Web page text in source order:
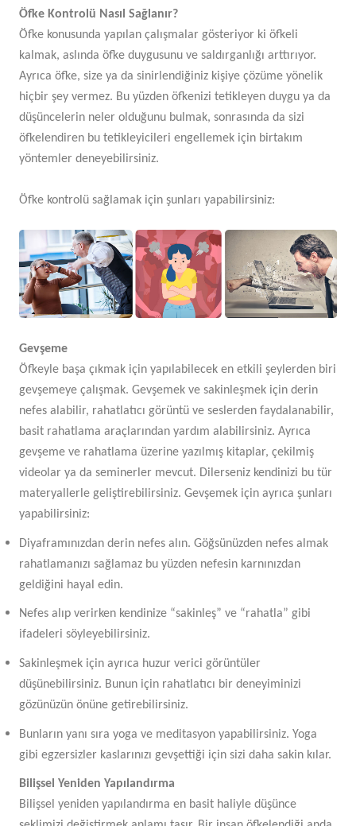
Öfke Kontrolü Nasıl Sağlanır?
Öfke konusunda yapılan çalışmalar gösteriyor ki öfkeli
kalmak, aslında öfke duygusunu ve saldırganlığı arttırıyor.
Ayrıca öfke, size ya da sinirlendiğiniz kişiye çözüme yönelik
hiçbir şey vermez. Bu yüzden öfkenizi tetikleyen duygu ya da
düşüncelerin neler olduğunu bulmak, sonrasında da sizi
öfkelendiren bu tetikleyicileri engellemek için birtakım
yöntemler deneyebilirsiniz.
Öfke kontrolü sağlamak için şunları yapabilirsiniz:
Gevşeme
Öfkeyle başa çıkmak için yapılabilecek en etkili şeylerden biri
gevşemeye çalışmak. Gevşemek ve sakinleşmek için derin
nefes alabilir, rahatlatıcı görüntü ve seslerden faydalanabilir,
basit rahatlama araçlarından yardım alabilirsiniz. Ayrıca
gevşeme ve rahatlama üzerine yazılmış kitaplar, çekilmiş
videolar ya da seminerler mevcut. Dilerseniz kendinizi bu tür
materyallerle geliştirebilirsiniz. Gevşemek için ayrıca şunları
yapabilirsiniz:
Diyaframınızdan derin nefes alın. Göğsünüzden nefes almak
rahatlamanızı sağlamaz bu yüzden nefesin karnınızdan
geldiğini hayal edin.
Nefes alıp verirken kendinize “sakinleş” ve “rahatla” gibi
ifadeleri söyleyebilirsiniz.
Sakinleşmek için ayrıca huzur verici görüntüler
düşünebilirsiniz. Bunun için rahatlatıcı bir deneyiminizi
gözünüzün önüne getirebilirsiniz.
Bunların yanı sıra yoga ve meditasyon yapabilirsiniz. Yoga
gibi egzersizler kaslarınızı gevşettiği için sizi daha sakin kılar.
Bilişsel Yeniden Yapılandırma
Bilişsel yeniden yapılandırma en basit haliyle düşünce